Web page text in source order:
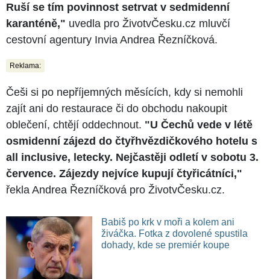
Ruší se tím povinnost setrvat v sedmidenní
karanténě," uvedla pro ŽivotvČesku.cz mluvčí
cestovní agentury Invia Andrea Řezníčková.
Reklama:
Češi si po nepříjemných měsících, kdy si nemohli
zajít ani do restaurace či do obchodu nakoupit
oblečení, chtějí oddechnout. "U Čechů vede v létě
osmidenní zájezd do čtyřhvězdičkového hotelu s
all inclusive, letecky. Nejčastěji odletí v sobotu 3.
července. Zájezdy nejvíce kupují čtyřicátníci,"
řekla Andrea Řezníčková pro ŽivotvČesku.cz.
Babiš po krk v moři a kolem ani
živáčka. Fotka z dovolené spustila
dohady, kde se premiér koupe